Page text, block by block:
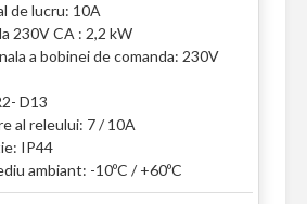
de lucru: 10A
230V CA : 2,2 kW
a bobinei de comanda: 230V
D13
al releului: 7 / 10A
IP44
ambiant: -10ºC / +60ºC